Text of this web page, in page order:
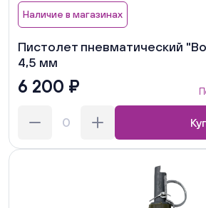
Наличие в магазинах
Пистолет пневматический
4,5 мм
6 200 ₽